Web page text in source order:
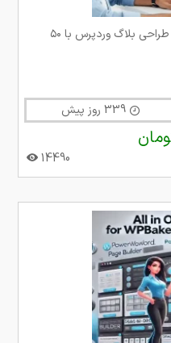
Blog Designer PRO افزونه حرفه‌ای طراحی بلاگ وردپرس با ۵۰
339 روز پیش
14490